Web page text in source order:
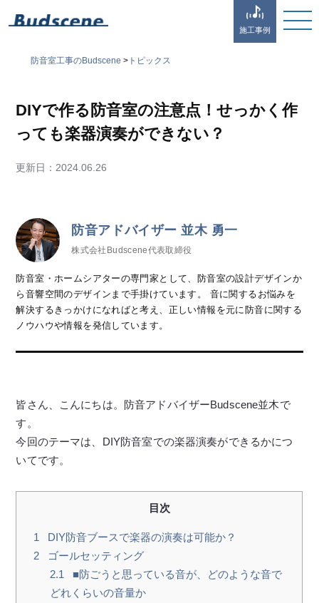
施工事例
防音室工事のBudscene >トピックス
DIYで作る防音室の注意点！せっかく作
っても楽器演奏ができない？
更新日： 2024.06.26
防音アドバイザー 並木 勇一
株式会社Budscene代表取締役
防音室・ホームシアターの専門家として、防音室の設計デザインか
ら音響空間のデザインまで手掛けています。 音に関するお悩みを
解決するきっかけになればと考え、正しい情報を元に防音に関する
ノウハウや情報を発信しています。
皆さん、こんにちは。防音アドバイザーBudscene並木で
す。
今回のテーマは、DIY防音室での楽器演奏ができるかにつ
いてです。
目次
1
DIY防音ブースで楽器の演奏は可能か？
2
ゴールセッティング
2.1
■防ごうと思っている音が、どのような音で
どれくらいの音量か